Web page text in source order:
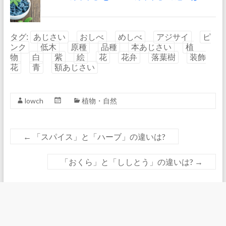
タグ: あじさい おしべ めしべ アジサイ
ピ
ンク
低木 原種 品種 本あじさい
植
物
白 紫 絵 花 花弁 落葉樹
装飾
花
青 額あじさい
lowch 植物・自然
← 「スパイス」と「ハーブ」の違いは?
「おくら」と「ししとう」の違いは? →